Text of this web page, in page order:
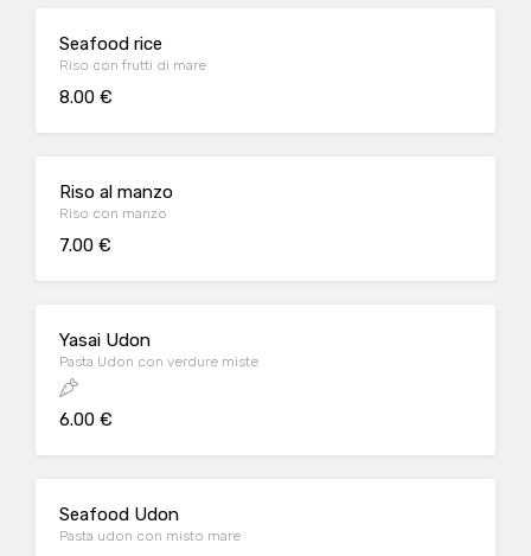
Seafood rice
Riso con frutti di mare
8.00 €
Riso al manzo
Riso con manzo
7.00 €
Yasai Udon
Pasta Udon con verdure miste
6.00 €
Seafood Udon
Pasta udon con misto mare